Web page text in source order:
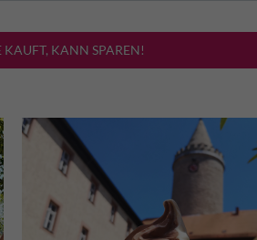
KAUFT, KANN SPAREN!